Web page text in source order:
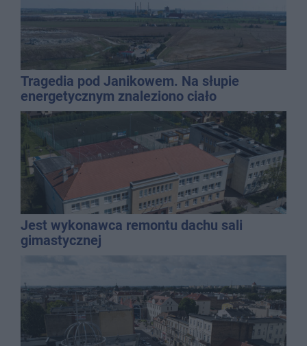
Tragedia pod Janikowem. Na słupie
energetycznym znaleziono ciało
mężczyzny
Jest wykonawca remontu dachu sali
gimastycznej